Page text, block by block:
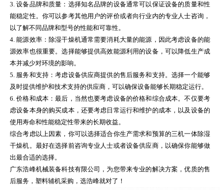
3. 设备品牌和质量：选择知名品牌的设备通常可以保证设备的质量和性
能稳定性。你可以参考其他用户的评价或者向行业内的专业人士咨询，
以了解不同品牌和型号的性能和可靠性。
4. 能源效率：除湿干燥机通常需要消耗大量的能源，因此考虑设备的能
源效率也很重要。选择能够提供高效能源利用的设备，可以降低生产成
本并减少对环境的影响。
5. 服务和支持：考虑设备供应商提供的售后服务和支持。选择一个能够
及时提供维护和技术支持的供应商，可以确保设备能够长期稳定运行。
6. 价格和成本：最后，当然也要考虑设备的价格和综合成本。不仅要考
虑设备本身的购买成本，还要考虑日常运行和维护的成本，以及设备的
使用寿命和性能稳定性带来的长期收益。
综合考虑以上因素，你可以选择适合你生产需求和预算的三机一体除湿
干燥机。最好在选择前咨询专业人士或者设备供应商，以确保你能够做
出最合适的选择。
广东浩峰机械装备科技有限公司，为您带来专业的解决方案，优质的售
后服务，塑料辅机采购，选浩峰就对了！